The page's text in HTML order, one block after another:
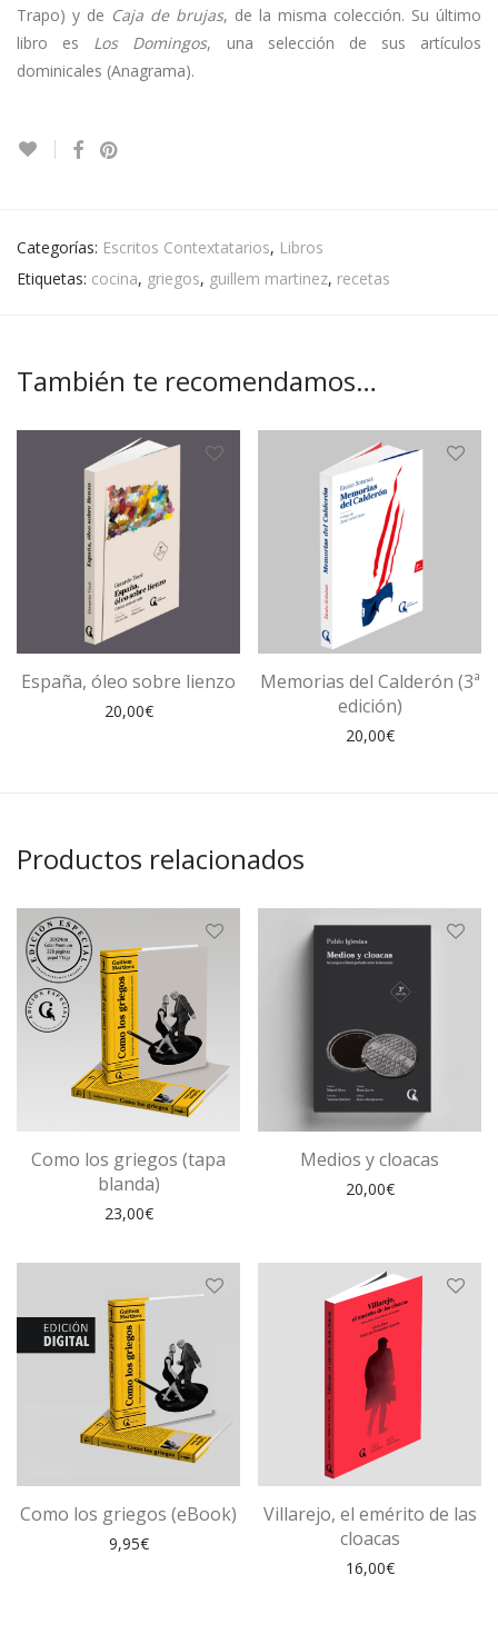
Trapo) y de Caja de brujas, de la misma colección. Su último
libro es Los Domingos, una selección de sus artículos
dominicales (Anagrama).
Categorías: Escritos Contextatarios, Libros
Etiquetas: cocina, griegos, guillem martinez, recetas
También te recomendamos…
España, óleo sobre lienzo
20,00€
Memorias del Calderón (3ª
edición)
20,00€
Productos relacionados
Como los griegos (tapa
blanda)
23,00€
Medios y cloacas
20,00€
Como los griegos (eBook)
9,95€
Villarejo, el emérito de las
cloacas
16,00€